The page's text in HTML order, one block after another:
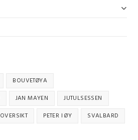
BOUVETØYA
JAN MAYEN
JUTULSESSEN
OVERSIKT PETER I ØY SVALBARD